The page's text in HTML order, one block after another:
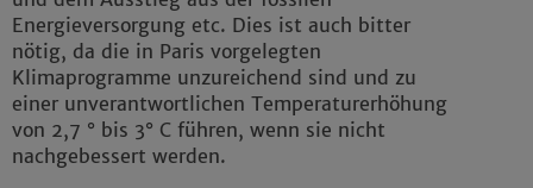
Energieversorgung etc. Dies ist auch bitter
nötig, da die in Paris vorgelegten
Klimaprogramme unzureichend sind und zu
einer unverantwortlichen Temperaturerhöhung
von 2,7 ° bis 3° C führen, wenn sie nicht
nachgebessert werden.